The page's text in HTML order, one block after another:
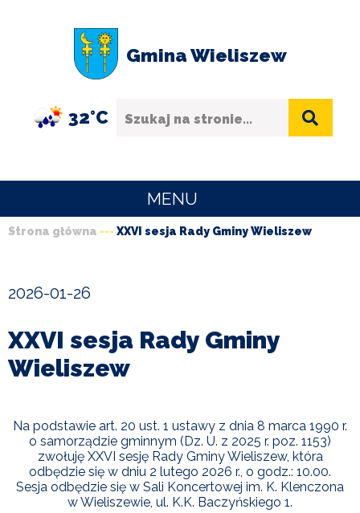
Gmina Wieliszew
32°C
MENU
URZĄD
O
SPORT
I
TURYSTYKA
OŚWIATA
KULTURA
Strona główna XXVI sesja Rady Gminy Wieliszew
2026-01-26
XXVI sesja Rady Gminy
Wieliszew
Na podstawie art. 20 ust. 1 ustawy z dnia 8 marca 1990 r.
o samorządzie gminnym (Dz. U. z 2025 r. poz. 1153)
zwołuję XXVI sesję Rady Gminy Wieliszew, która
odbędzie się w dniu 2 lutego 2026 r., o godz.: 10.00.
Sesja odbędzie się w Sali Koncertowej im. K. Klenczona
w Wieliszewie, ul. K.K. Baczyńskiego 1.